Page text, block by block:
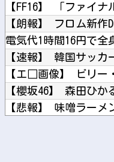
【櫻坂46】 森田ひ
【悲報】 味噌ラーメ